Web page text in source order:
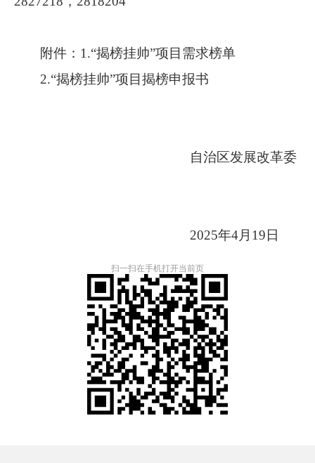
附件：1.“揭榜挂帅”项目需求榜单
2.“揭榜挂帅”项目揭榜申报书
自治区发展改革委
2025年4月19日
扫一扫在手机打开当前页